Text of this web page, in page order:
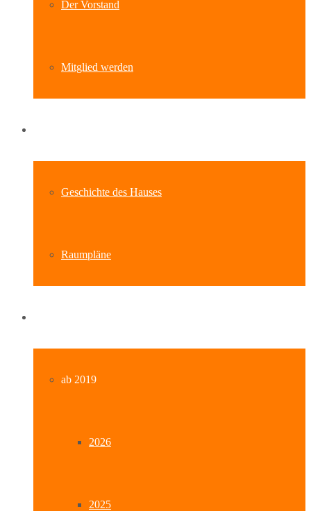
Der Vorstand
Mitglied werden
Geschichte des Hauses
Raumpläne
ab 2019
2026
2025